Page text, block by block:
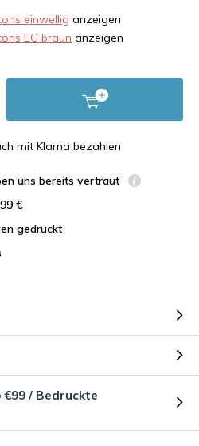
einwellig anzeigen
EG braun anzeigen
mit Klarna bezahlen
uns bereits vertraut
€
gedruckt
/ Bedruckte